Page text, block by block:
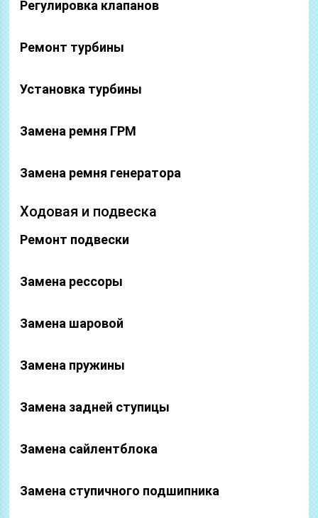
Регулировка клапанов
Ремонт турбины
Установка турбины
Замена ремня ГРМ
Замена ремня генератора
Ходовая и подвеска
Ремонт подвески
Замена рессоры
Замена шаровой
Замена пружины
Замена задней ступицы
Замена сайлентблока
Замена ступичного подшипника